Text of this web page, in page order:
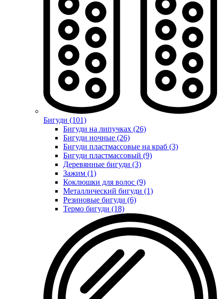
Бигуди (101)
Бигуди на липучках (26)
Бигуди ночные (26)
Бигуди пластмассовые на краб (3)
Бигуди пластмассовый (9)
Деревянные бигуди (3)
Зажим (1)
Коклюшки для волос (9)
Металлический бигуди (1)
Резиновые бигуди (6)
Термо бигуди (18)